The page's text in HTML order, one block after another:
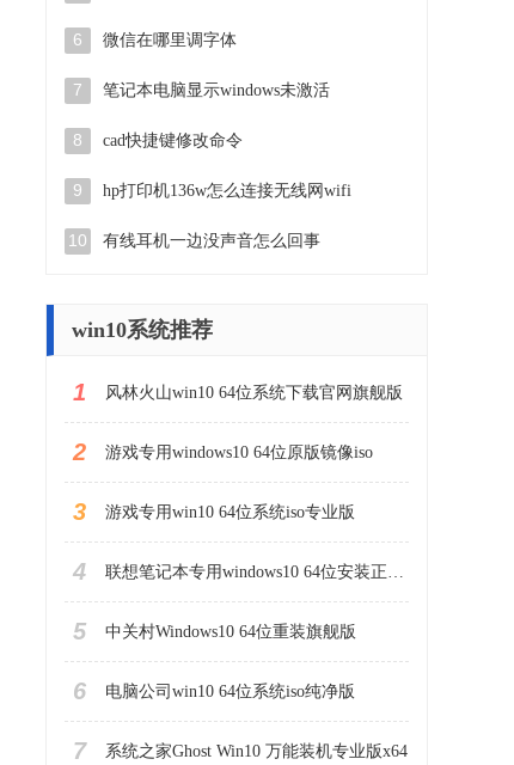
6 微信在哪里调字体
7 笔记本电脑显示windows未激活
8 cad快捷键修改命令
9 hp打印机136w怎么连接无线网wifi
10 有线耳机一边没声音怎么回事
win10系统推荐
1 风林火山win10 64位系统下载官网旗舰版
2 游戏专用windows10 64位原版镜像iso
3 游戏专用win10 64位系统iso专业版
4 联想笔记本专用windows10 64位安装正式版
5 中关村Windows10 64位重装旗舰版
6 电脑公司win10 64位系统iso纯净版
7 系统之家Ghost Win10 万能装机专业版x64